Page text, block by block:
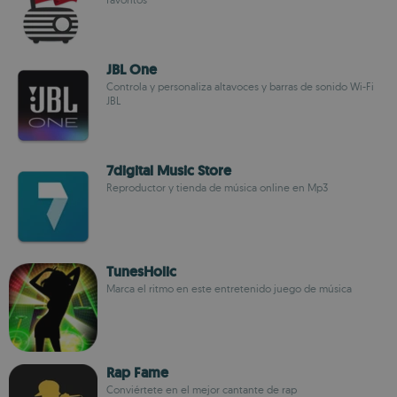
JBL One
Controla y personaliza altavoces y barras de sonido Wi-Fi
JBL
7digital Music Store
Reproductor y tienda de música online en Mp3
TunesHolic
Marca el ritmo en este entretenido juego de música
Rap Fame
Conviértete en el mejor cantante de rap